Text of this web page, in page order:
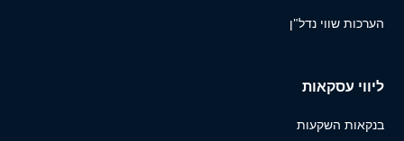
הערכות שווי נדל"ן
ליווי עסקאות
בנקאות השקעות